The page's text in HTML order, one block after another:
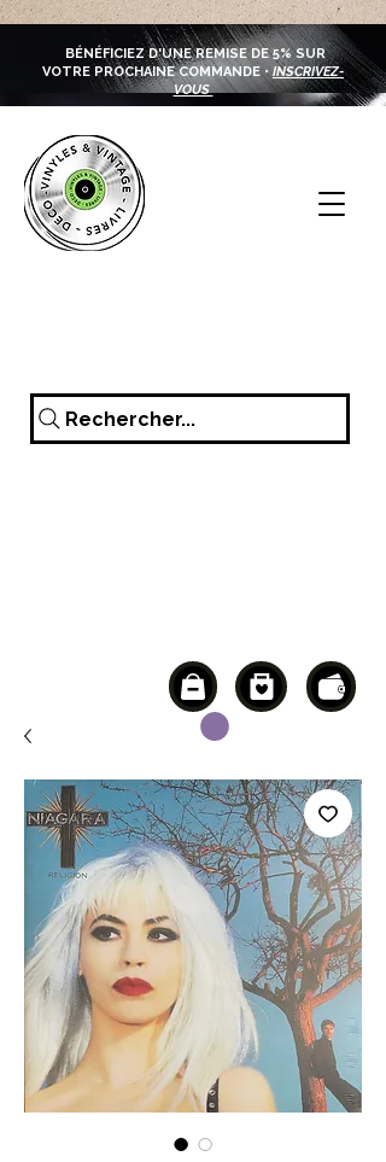
BÉNÉFICIEZ D'UNE REMISE DE 5% SUR
VOTRE PROCHAINE COMMANDE • INSCRIVEZ-
VOUS
Rechercher...